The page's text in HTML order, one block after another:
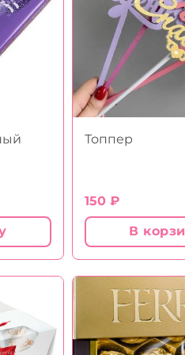
Топпер
150 ₽
В